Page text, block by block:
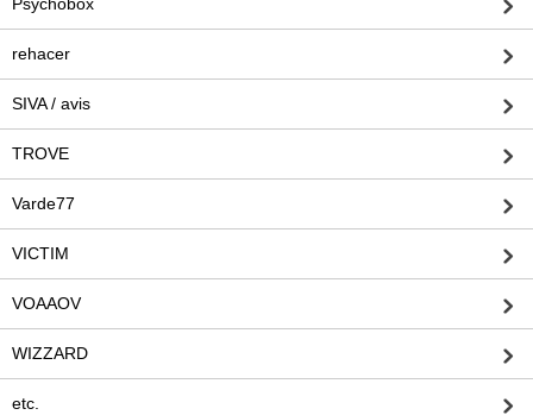
rehacer
SIVA / avis
TROVE
Varde77
VICTIM
VOAAOV
WIZZARD
etc.